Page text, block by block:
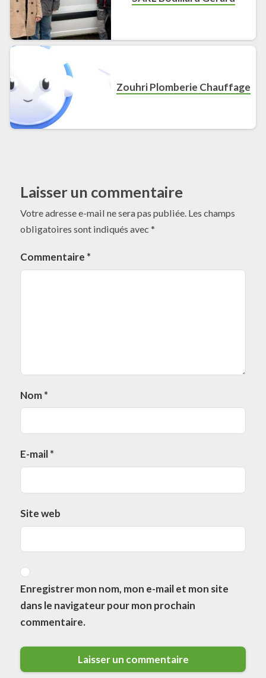
Zouhri Plomberie Chauffage
Laisser un commentaire
Votre adresse e-mail ne sera pas publiée. Les champs
obligatoires sont indiqués avec *
Commentaire *
Nom*
E-mail*
Site web
Enregistrer mon nom, mon e-mail et mon site
dans le navigateur pour mon prochain
commentaire.